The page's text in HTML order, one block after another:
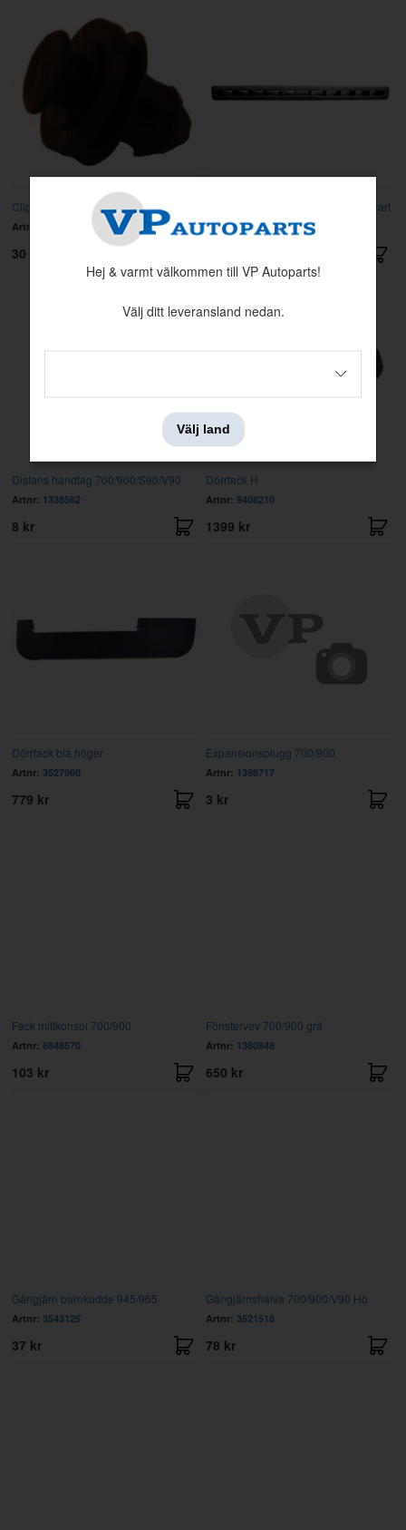
Clips
Artnr:
30 kr
Defrostermunstycke 700/900 Hö svart
Artnr:3522196
Distans handtag 700/900/S90/V90
Artnr: 1338582
8 kr
Dörrfack H
Artnr: 9408210
1399 kr
Dörrfack blå höger
Artnr: 3527960
779 kr
Expansionsplugg 700/900
Artnr: 1398717
3 kr
Fack mittkonsol 700/900
Artnr: 6848570
103 kr
Fönstervev 700/900 grå
Artnr: 1380848
650 kr
Gångjärn barnkudde 945/965
Artnr: 3543125
37 kr
Gångjärnshalva 700/900/V90 Hö
Artnr: 3521518
78 kr
Hej & varmt välkommen till VP Autoparts!
Välj ditt leveransland nedan.
Välj land